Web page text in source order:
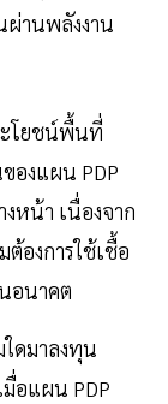
ผ่านพลังงาน
ะโยชน์พื้นที่
องแผน PDP
หน้า เนื่องจาก
องการใช้เชื้อ
อนาคต
ดมาลงทุน
อแผน PDP